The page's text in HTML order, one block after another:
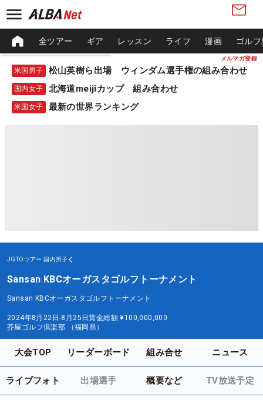
メルマガ登録
全ツアー ギア レッスン ライフ 漫画 ゴル
米国男子 松山英樹ら出場 ウィンダム選手権の組み合わせ
国内女子 北海道meijiカップ 組み合わせ
米国女子 最新の世界ランキング
JGTOツアー 国内男子
Sansan KBCオーガスタゴルフトーナメント
Sansan KBCオーガスタゴルフトーナメント
2024年8月22日-8月25日賞金総額 ¥100,000,000
芥屋ゴルフ倶楽部 （福岡県）
大会TOP リーダーボード 組み合せ ニュース
ライブフォト 出場選手 概要など TV放送予定